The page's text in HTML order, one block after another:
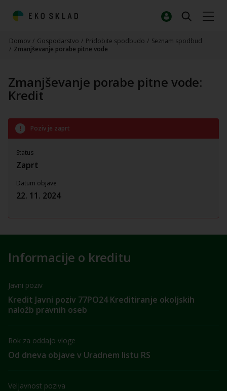
Domov / Gospodarstvo / Pridobite spodbudo / Seznam spodbud
/ Zmanjševanje porabe pitne vode
Zmanjševanje porabe pitne vode:
Kredit
Informacije o kreditu
Javni poziv
Kredit Javni poziv 77PO24 Kreditiranje okoljskih
naložb pravnih oseb
Rok za oddajo vloge
Od dneva objave v Uradnem listu RS
Veljavnost poziva
Poziv je zaprt
Status
Zaprt
Datum objave
22. 11. 2024